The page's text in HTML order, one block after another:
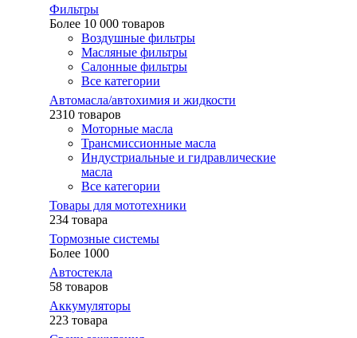
Фильтры
Более 10 000 товаров
Воздушные фильтры
Масляные фильтры
Салонные фильтры
Все категории
Автомасла/автохимия и жидкости
2310 товаров
Моторные масла
Трансмиссионные масла
Индустриальные и гидравлические
масла
Все категории
Товары для мототехники
234 товара
Тормозные системы
Более 1000
Автостекла
58 товаров
Аккумуляторы
223 товара